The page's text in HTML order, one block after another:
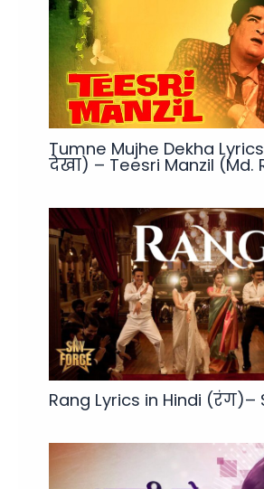
Tumne Mujhe Dekha
देखा) – Teesri Manzil (Md.
Rang Lyrics in Hindi (रंग)–